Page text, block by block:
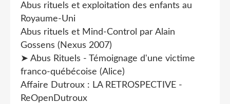
Abus rituels et exploitation des enfants au
Royaume-Uni
Abus rituels et Mind-Control par Alain
Gossens (Nexus 2007)
➤ Abus Rituels - Témoignage d'une victime
franco-québécoise (Alice)
Affaire Dutroux : LA RETROSPECTIVE -
ReOpenDutroux